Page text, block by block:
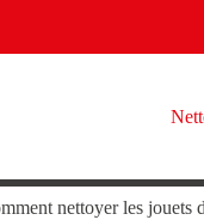
nettoyer les jouets